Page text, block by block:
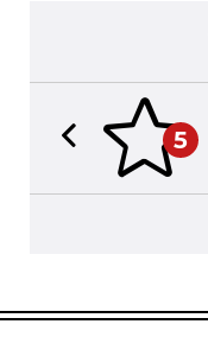
5
Previous slide